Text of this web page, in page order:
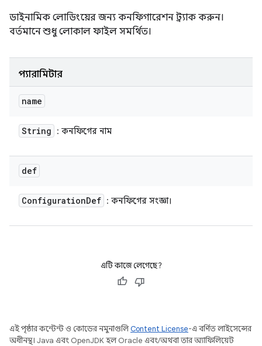
ডাইনামিক লোডিংয়ের জন্য কনফিগারেশন ট্র্যাক করুন।
বর্তমানে শুধু লোকাল ফাইল সমর্থিত।
প্যারামিটার
name
String : কনফিগের নাম
def
ConfigurationDef : কনফিগের সংজ্ঞা।
এটি কাজে লেগেছে?
এই পৃষ্ঠার কন্টেন্ট ও কোডের নমুনাগুলিContent License-এ বর্ণিত লাইসেন্সের
অধীনস্থ। Java এবং OpenJDK হল Oracle এবং/অথবা তার অ্যাফিলিয়েট